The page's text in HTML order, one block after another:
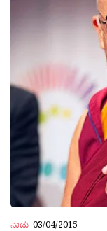
ನಾಡು 03/04/2015